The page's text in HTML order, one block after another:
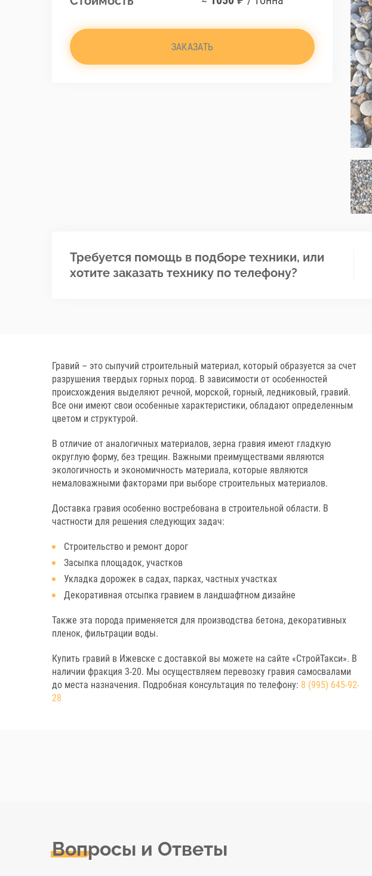
ЗАКАЗАТЬ
Требуется помощь в подборе техники, или
хотите заказать технику по телефону?
Гравий – это сыпучий строительный материал, который образуется за счет
разрушения твердых горных пород. В зависимости от особенностей
происхождения выделяют речной, морской, горный, ледниковый, гравий.
Все они имеют свои особенные характеристики, обладают определенным
цветом и структурой.
В отличие от аналогичных материалов, зерна гравия имеют гладкую
округлую форму, без трещин. Важными преимуществами являются
экологичность и экономичность материала, которые являются
немаловажными факторами при выборе строительных материалов.
Доставка гравия особенно востребована в строительной области. В
частности для решения следующих задач:
Строительство и ремонт дорог
Засыпка площадок, участков
Укладка дорожек в садах, парках, частных участках
Декоративная отсыпка гравием в ландшафтном дизайне
Также эта порода применяется для производства бетона, декоративных
пленок, фильтрации воды.
Купить гравий в Ижевске с доставкой вы можете на сайте «СтройТакси». В
наличии фракция 3-20. Мы осуществляем перевозку гравия самосвалами
до места назначения. Подробная консультация по телефону: 8 (995) 645-92-
28
Вопросы и Ответы